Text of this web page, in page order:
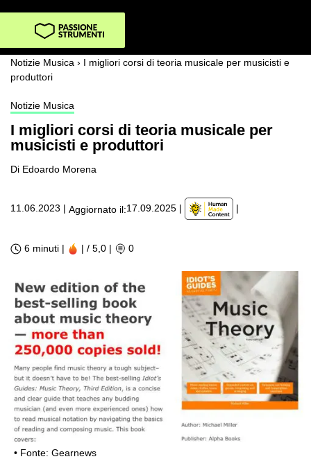
Notizie Musica › I migliori corsi di teoria musicale per musicisti e
produttori
Notizie Musica
I migliori corsi di teoria musicale per
musicisti e produttori
Di Edoardo Morena
11.06.2023 | Aggiornato il:17.09.2025 | |
6 minuti | | / 5,0 | 0
Fonte: Gearnews